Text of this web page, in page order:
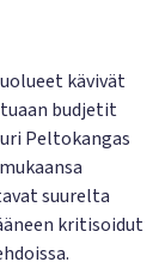
kävivät
budjetit
Peltokangas
suurelta
kritisoidut